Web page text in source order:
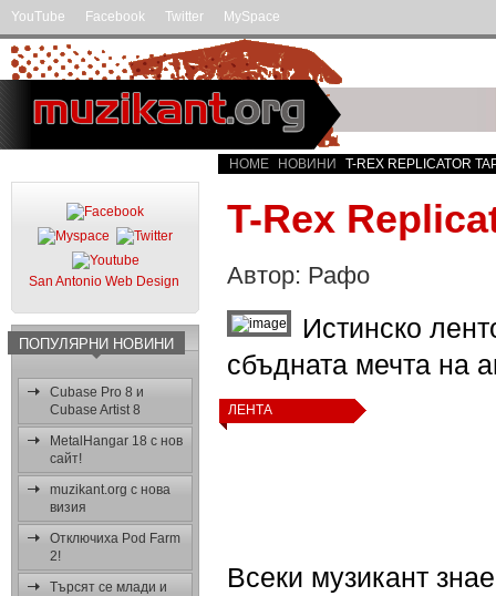
YouTube Facebook Twitter MySpace
San Antonio Web Design
ПОПУЛЯРНИ НОВИНИ
Cubase Pro 8 и
Cubase Artist 8
MetalHangar 18 с нов
сайт!
muzikant.org с нова
визия
Отключиха Pod Farm
2!
Търсят се млади и
HOME НОВИНИ T-REX REPLICATOR
T-Rex
Автор: Рафо
ЛЕНТА
Истинско
сбъдната мечта на
Всеки музикант